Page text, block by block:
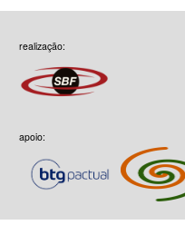
realização:
apoio: